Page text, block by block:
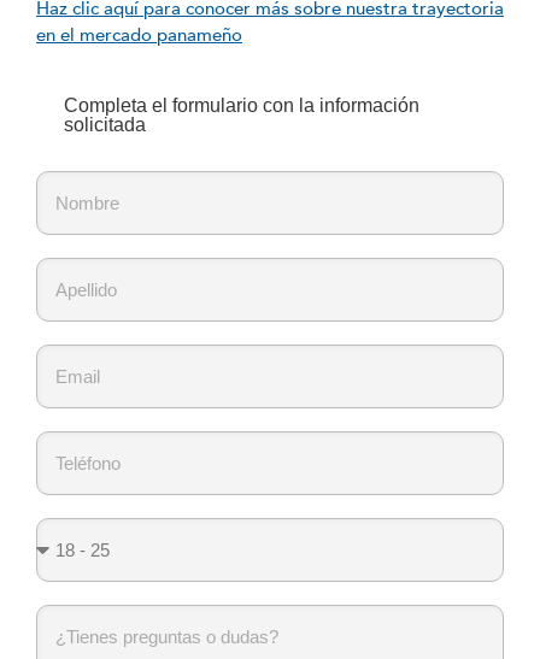
Haz clic aquí para conocer más sobre nuestra trayectoria
en el mercado panameño
Completa el formulario con la información
solicitada